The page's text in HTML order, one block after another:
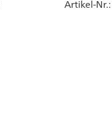
Artikel-Nr.